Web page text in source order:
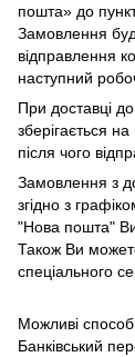
пошта» до
Замовлення
відправлення
наступний
При доставці
зберігається
після чого
Замовлення з
згідно з
"Нова пошта" Ви
Також Ви
спеціального
Можливі
Банківський